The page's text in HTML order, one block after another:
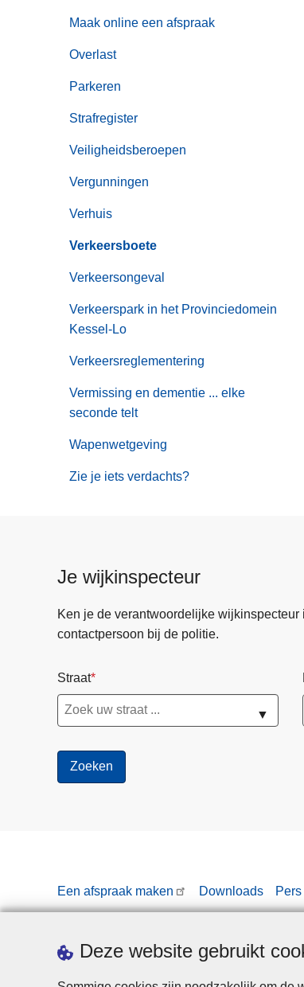
Deze website gebruikt
Maak online een afspraak
Overlast
Parkeren
Strafregister
Veiligheidsberoepen
Vergunningen
Verhuis
Verkeersboete
Verkeersongeval
Verkeerspark in het Provinciedomein
Kessel-Lo
Verkeersreglementering
Vermissing en dementie ... elke
seconde telt
Wapenwetgeving
Zie je iets verdachts?
Je wijkinspecteur
Ken je de verantwoordelijke
contactpersoon bij de politie.
Straat
▼
Een afspraak maken Downloads Pers